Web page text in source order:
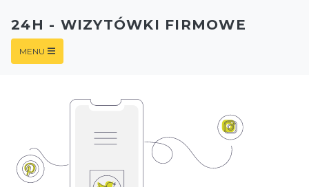
24H - WIZYTÓWKI FIRMOWE
MENU